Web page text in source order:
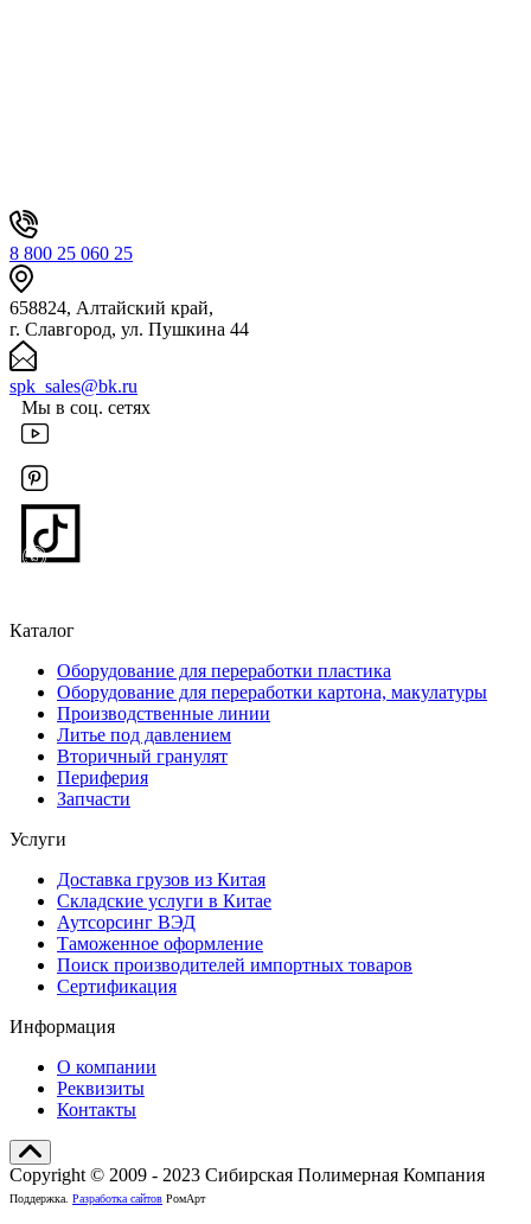
8 800 25 060 25
658824, Алтайский край,
г. Славгород, ул. Пушкина 44
spk_sales@bk.ru
Мы в соц. сетях
Каталог
Оборудование для переработки пластика
Оборудование для переработки картона, макулатуры
Производственные линии
Литье под давлением
Вторичный гранулят
Периферия
Запчасти
Услуги
Доставка грузов из Китая
Складские услуги в Китае
Аутсорсинг ВЭД
Таможенное оформление
Поиск производителей импортных товаров
Сертификация
Информация
О компании
Реквизиты
Контакты
Copyright © 2009 - 2023 Сибирская Полимерная Компания
Поддержка. Разработка сайтов РомАрт